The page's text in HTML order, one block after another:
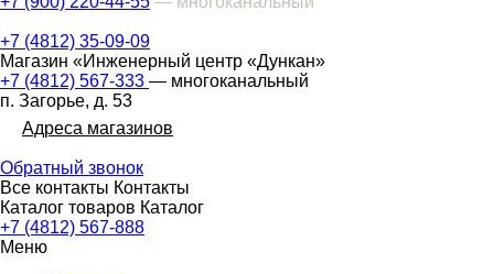
+7 (4812) 35-09-09
Магазин «Инженерный центр «Дункан»
+7 (4812) 567-333 — многоканальный
п. Загорье, д. 53
Адреса магазинов
Обратный звонок
Все контакты Контакты
Каталог товаров Каталог
+7 (4812) 567-888
Меню